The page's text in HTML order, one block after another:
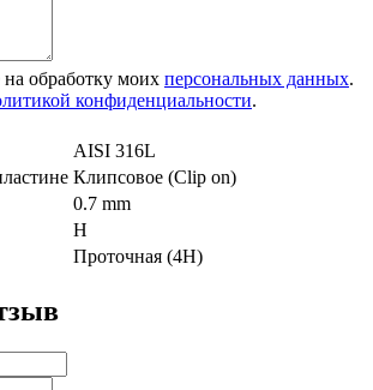
обработку моих персональных данных.
конфиденциальности.
AISI 316L
Клипсовое (Clip on)
0.7 mm
H
Проточная (4Н)